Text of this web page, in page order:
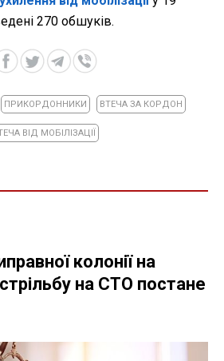
270 обшуків.
ПРИКОРДОННИКИ ВТЕЧА ЗА КОРДОН
ВІД МОБІЛІЗАЦІЇ
колонії на
на СТО постане